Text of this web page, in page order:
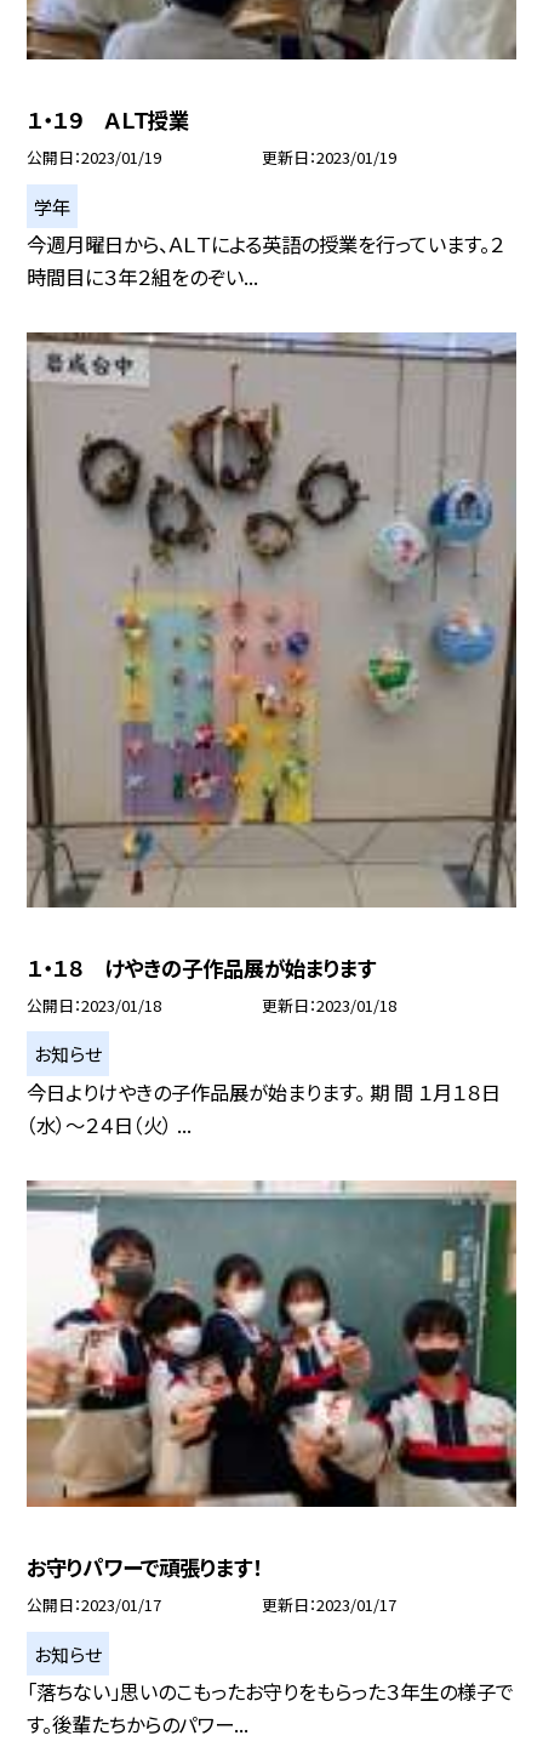
１・１９ ＡＬＴ授業
公開日 2023/01/19 更新日 2023/01/19
学年
今週月曜日から、ＡＬＴによる英語の授業を行っています。２
時間目に３年２組をのぞい...
１・１８ けやきの子作品展が始まります
公開日 2023/01/18 更新日 2023/01/18
お知らせ
今日よりけやきの子作品展が始まります。 期 間 １月１８日
（水）〜２４日（火） ...
お守りパワーで頑張ります！
公開日 2023/01/17 更新日 2023/01/17
お知らせ
「落ちない」思いのこもったお守りをもらった３年生の様子で
す。後輩たちからのパワー...